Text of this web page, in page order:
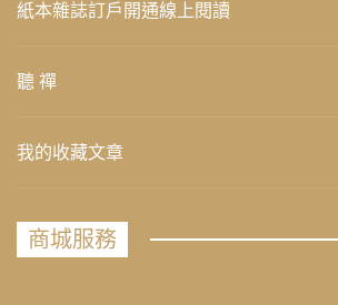
紙本雜誌訂戶開通線上閱讀
聽 禪
我的收藏文章
商城服務